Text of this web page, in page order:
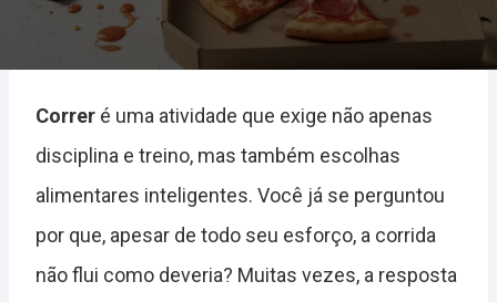
Correr é uma atividade que exige não apenas
disciplina e treino, mas também escolhas
alimentares inteligentes. Você já se perguntou
por que, apesar de todo seu esforço, a corrida
não flui como deveria? Muitas vezes, a resposta